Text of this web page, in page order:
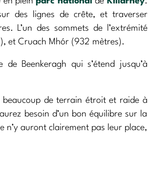
des lignes de crête, et traverser
L’un des sommets de l’extrémité
et Cruach Mhór (932 mètres).
Beenkeragh qui s’étend jusqu’à
beaucoup de terrain étroit et raide à
besoin d’un bon équilibre sur la
n’y auront clairement pas leur place,